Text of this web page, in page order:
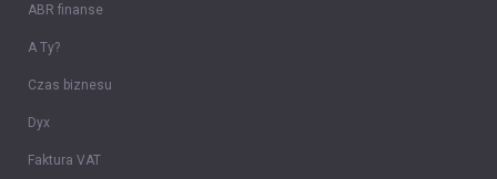
ABR finanse
A Ty?
Czas biznesu
Dyx
Faktura VAT